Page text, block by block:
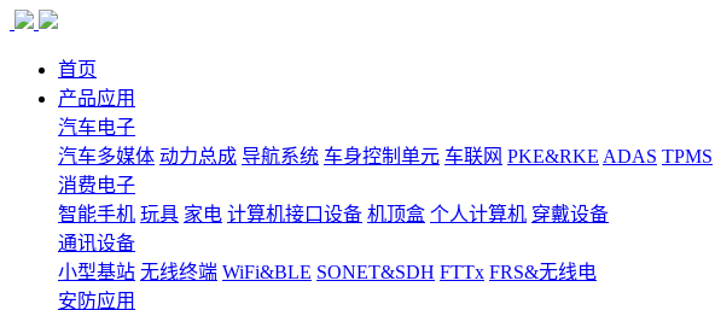
首页
产品应用
汽车电子
汽车多媒体 动力总成 导航系统 车身控制单元 车联网 PKE&RKE ADAS TPMS
消费电子
智能手机 玩具 家电 计算机接口设备 机顶盒 个人计算机 穿戴设备
通讯设备
小型基站 无线终端 WiFi&BLE SONET&SDH FTTx FRS&无线电
安防应用